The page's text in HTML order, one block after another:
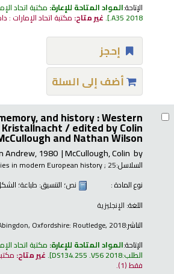
الإتاحة:المواد المتاحة للإعارة: مكتبة اتحاد
.A35 2018
.غير متاح: مكتبة اتحاد الإمارات :
إحجز
أضف إلى السلة
and history : Western
/edited by Colin
and Nathan Wilson.
by
McCullough, Colin
Andrew, 1980-
السلاسل: in modern European history; 25
نوع المادة :
نص؛ التنسيق: طباعة؛
اللغة: الإنجليزية
الناشر:Oxfordshire: Routledge, 2018
الإتاحة:المواد المتاحة للإعارة: مكتبة اتحاد
الطلب:DS134.255 .V56 2018
.غير متاح:
فقط(1).